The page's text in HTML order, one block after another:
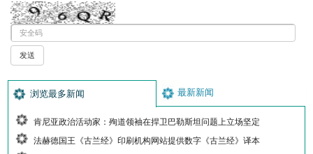
浏览最多新闻 最新新闻
肯尼亚政治活动家：殉道领袖在捍卫巴勒斯坦问题上立场坚定
法赫德国王《古兰经》印刷机构网站提供数字《古兰经》译本